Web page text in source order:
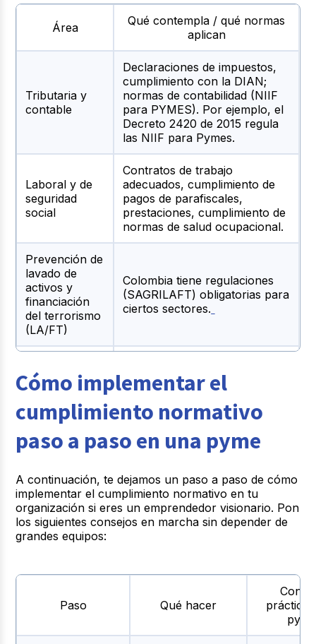
Área Qué contempla / qué normas
aplican
Tributaria y
contable
Declaraciones de impuestos,
cumplimiento con la DIAN;
normas de contabilidad (NIIF
para PYMES). Por ejemplo, el
Decreto 2420 de 2015 regula
las NIIF para Pymes.
Laboral y de
seguridad
social
Contratos de trabajo
adecuados, cumplimiento de
pagos de parafiscales,
prestaciones, cumplimiento de
normas de salud ocupacional.
Prevención de
lavado de
activos y
financiación
del terrorismo
(LA/FT)
Colombia tiene regulaciones
(SAGRILAFT) obligatorias para
ciertos sectores.
Ética,
integridad y
anticorrupción
denuncia, cumplimiento de
modelos de Transparencia y
Ética Empresarial (PTEE).
datos
personales
Leyes como la Ley de
Protección de Datos
regulación sobre cómo
recolectar, almacenar, usar y
compartir datos de clientes y
empleados.
Normas
específicas
INVIMA, autoridades
Cómo implementar el
cumplimiento normativo
paso a paso en una pyme
A continuación, te dejamos un paso a paso de cómo
implementar el cumplimiento normativo en tu
organización si eres un emprendedor visionario. Pon
los siguientes consejos en marcha sin depender de
grandes equipos:
Paso Qué hacer